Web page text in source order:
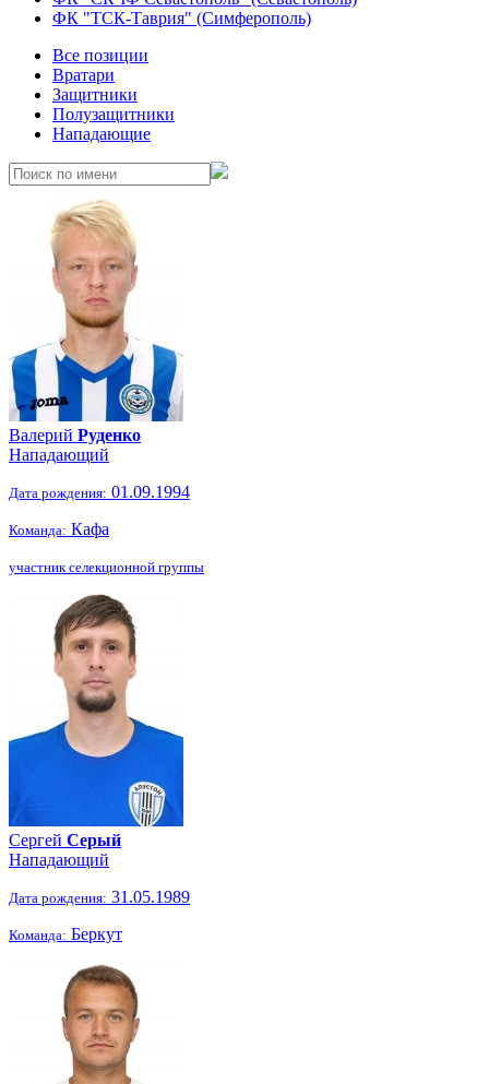
ФК "ТСК-Таврия" (Симферополь)
Все позиции
Вратари
Защитники
Полузащитники
Нападающие
Валерий Руденко
Нападающий
Дата рождения: 01.09.1994
Команда: Кафа
участник селекционной группы
Сергей Серый
Нападающий
Дата рождения: 31.05.1989
Команда: Беркут